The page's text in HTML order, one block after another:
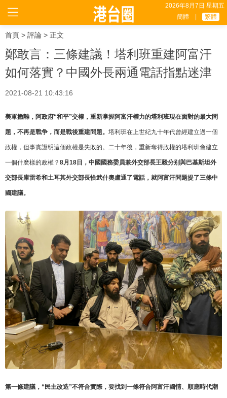
2026年8月7日 星期五
簡體
繁體
首頁 > 評論 > 正文
鄭敢言：三條建議！塔利班重建阿富汗
如何落實？中國外長兩通電話指點迷津
2021-08-21 10:43:16
美軍撤離，阿政府“和平”交權，重新掌握阿富汗權力的塔利班現在面對的最大問
題，不再是戰争，而是戰後重建問題。 塔利班在上世紀九十年代曾經建立過一個
政權，但事實證明這個政權是失敗的。二十年後，重新奪得政權的塔利班會建立
一個什麽樣的政權？ 8月18日，中國國務委員兼外交部長王毅分别與巴基斯坦外
交部長庫雷希和土耳其外交部長恰武什奧盧通了電話，就阿富汗問題提了三條中
國建議。
第一條建議，“民主改造”不符合實際，要找到一條符合阿富汗國情、順應時代潮